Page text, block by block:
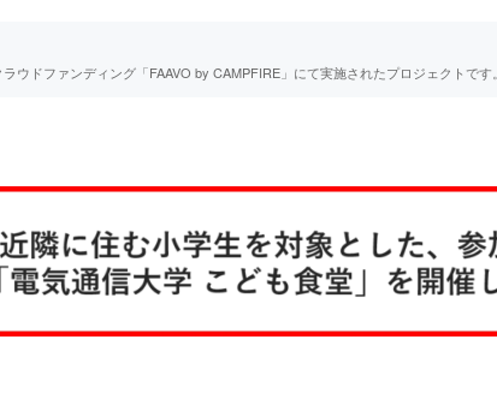
ウドファンディング「FAAVO by CAMPFIRE」にて実施されたプロジェクトです。